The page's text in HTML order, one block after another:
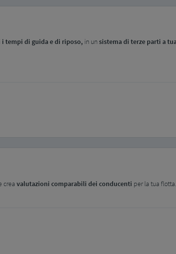
tempi di guida e di riposo, in unsistema di terze parti a
crea valutazioni comparabili dei conducenti per la tua